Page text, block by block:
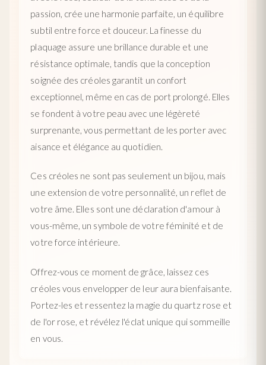
passion, crée une harmonie parfaite, un équilibre
subtil entre force et douceur. La finesse du
plaquage assure une brillance durable et une
résistance optimale, tandis que la conception
soignée des créoles garantit un confort
exceptionnel, même en cas de port prolongé. Elles
se fondent à votre peau avec une légèreté
surprenante, vous permettant de les porter avec
aisance et élégance au quotidien.
Ces créoles ne sont pas seulement un bijou, mais
une extension de votre personnalité, un reflet de
votre âme. Elles sont une déclaration d'amour à
vous-même, un symbole de votre féminité et de
votre force intérieure.
Offrez-vous ce moment de grâce, laissez ces
créoles vous envelopper de leur aura bienfaisante.
Portez-les et ressentez la magie du quartz rose et
de l'or rose, et révélez l'éclat unique qui sommeille
en vous.